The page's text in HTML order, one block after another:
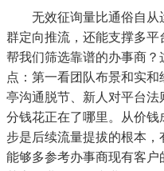
无效征询量比通俗自从
群定向推流，还能支撑多
帮我们筛选靠谱的办事商
点：第一看团队布景和实
亭沟通脱节、新人对平台
分钱花正在了哪里。从价
步是后续流量提拔的根本，
能够多参考办事商现有客